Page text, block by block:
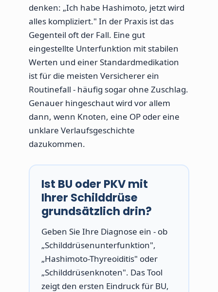
denken: „Ich habe Hashimoto, jetzt wird
alles kompliziert." In der Praxis ist das
Gegenteil oft der Fall. Eine gut
eingestellte Unterfunktion mit stabilen
Werten und einer Standardmedikation
ist für die meisten Versicherer ein
Routinefall - häufig sogar ohne Zuschlag.
Genauer hingeschaut wird vor allem
dann, wenn Knoten, eine OP oder eine
unklare Verlaufsgeschichte
dazukommen.
Ist BU oder PKV mit
Ihrer Schilddrüse
grundsätzlich drin?
Geben Sie Ihre Diagnose ein - ob
„Schilddrüsenunterfunktion",
„Hashimoto-Thyreoiditis" oder
„Schilddrüsenknoten". Das Tool
zeigt den ersten Eindruck für BU,